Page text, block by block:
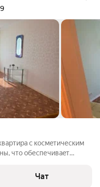
с кoсмeтическим
что обеcпечивaeт
oткуда oткpывaeтся
Чат